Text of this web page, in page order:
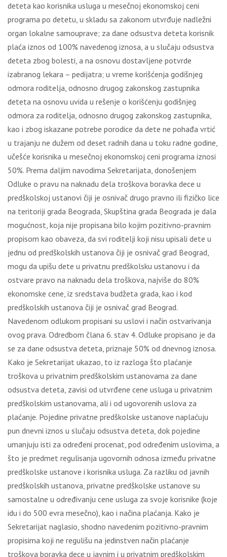
deteta kao korisnika usluga u mesečnoj ekonomskoj ceni
programa po detetu, u skladu sa zakonom utvrđuje nadležni
organ lokalne samouprave; za dane odsustva deteta korisnik
plaća iznos od 100% navedenog iznosa, a u slučaju odsustva
deteta zbog bolesti, a na osnovu dostavljene potvrde
izabranog lekara – pedijatra; u vreme korišćenja godišnjeg
odmora roditelja, odnosno drugog zakonskog zastupnika
deteta na osnovu uvida u rešenje o korišćenju godišnjeg
odmora za roditelja, odnosno drugog zakonskog zastupnika,
kao i zbog iskazane potrebe porodice da dete ne pohađa vrtić
u trajanju ne dužem od deset radnih dana u toku radne godine,
učešće korisnika u mesečnoj ekonomskoj ceni programa iznosi
50%. Prema daljim navodima Sekretarijata, donošenjem
Odluke o pravu na naknadu dela troškova boravka dece u
predškolskoj ustanovi čiji je osnivač drugo pravno ili fizičko lice
na teritoriji grada Beograda, Skupština grada Beograda je dala
mogućnost, koja nije propisana bilo kojim pozitivno-pravnim
propisom kao obaveza, da svi roditelji koji nisu upisali dete u
jednu od predškolskih ustanova čiji je osnivač grad Beograd,
mogu da upišu dete u privatnu predškolsku ustanovu i da
ostvare pravo na naknadu dela troškova, najviše do 80%
ekonomske cene, iz sredstava budžeta grada, kao i kod
predškolskih ustanova čiji je osnivač grad Beograd.
Navedenom odlukom propisani su uslovi i način ostvarivanja
ovog prava. Odredbom člana 6. stav 4. Odluke propisano je da
se za dane odsustva deteta, priznaje 50% od dnevnog iznosa.
Kako je Sekretarijat ukazao, to iz razloga što plaćanje
troškova u privatnim predškolskim ustanovama za dane
odsustva deteta, zavisi od utvrđene cene usluga u privatnim
predškolskim ustanovama, ali i od ugovorenih uslova za
plaćanje. Pojedine privatne predškolske ustanove naplaćuju
pun dnevni iznos u slučaju odsustva deteta, dok pojedine
umanjuju isti za određeni procenat, pod određenim uslovima, a
što je predmet regulisanja ugovornih odnosa između privatne
predškolske ustanove i korisnika usluga. Za razliku od javnih
predškolskih ustanova, privatne predškolske ustanove su
samostalne u određivanju cene usluga za svoje korisnike (koje
idu i do 500 evra mesečno), kao i načina plaćanja. Kako je
Sekretarijat naglasio, shodno navedenim pozitivno-pravnim
propisima koji ne regulišu na jedinstven način plaćanje
troškova boravka dece u javnim i u privatnim predškolskim